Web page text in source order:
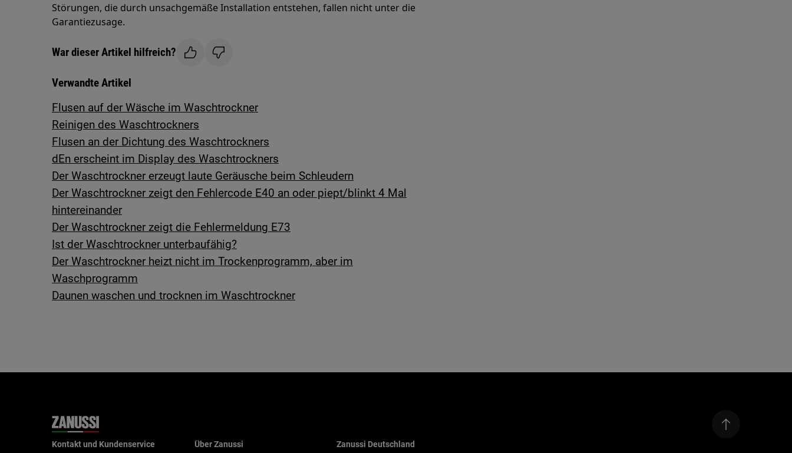
Störungen, die durch unsachgemäße Installation entstehen, fallen nicht unter die
Garantiezusage.
War dieser Artikel hilfreich?
Verwandte Artikel
Flusen auf der Wäsche im Waschtrockner
Reinigen des Waschtrockners
Flusen an der Dichtung des Waschtrockners
dEn erscheint im Display des Waschtrockners
Der Waschtrockner erzeugt laute Geräusche beim Schleudern
Der Waschtrockner zeigt den Fehlercode E40 an oder piept/blinkt 4 Mal
hintereinander
Der Waschtrockner zeigt die Fehlermeldung E73
Ist der Waschtrockner unterbaufähig?
Der Waschtrockner heizt nicht im Trockenprogramm, aber im
Waschprogramm
Daunen waschen und trocknen im Waschtrockner
Kontakt und Kundenservice Über Zanussi Zanussi Deutschland